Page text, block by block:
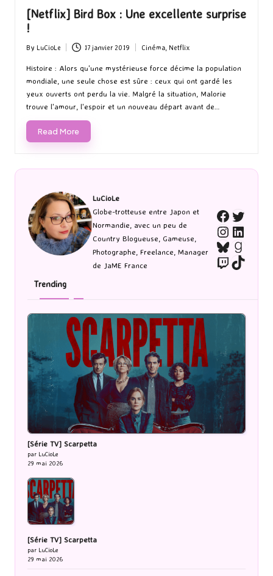
[Netflix] Bird Box : Une excellente surprise
!
Posted
by
By LuCioLe 17 janvier 2019
Posted
Cinéma, Netflix
Histoire : Alors qu'une mystérieuse force décime la population
mondiale, une seule chose est sûre : ceux qui ont gardé les
yeux ouverts ont perdu la vie. Malgré la situation, Malorie
trouve l'amour, l'espoir et un nouveau départ avant de…
Read More
LuCioLe
Globe-trotteuse entre Japon et
Normandie, avec un peu de
Country Blogueuse, Gameuse,
Photographe, Freelance, Manager
de JaME France
Bluesky
TwitchTikTok
Trending
[Série TV] Scarpetta
par LuCioLe
29 mai 2026
[Série TV] Scarpetta
par LuCioLe
29 mai 2026